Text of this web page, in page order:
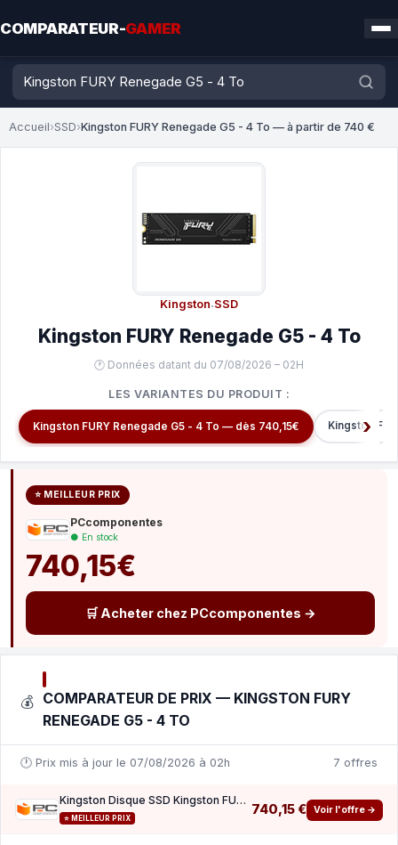
COMPARATEUR-GAMER
Accueil›SSD›Kingston FURY Renegade G5 - 4 To — à partir de 740 €
Kingston·SSD
Kingston FURY Renegade G5 - 4 To
🕐 Données datant du 07/08/2026 – 02H
LES VARIANTES DU PRODUIT :
Kingston FURY Renegade G5 - 4 To — dès 740,15€ Kingston
⭐ MEILLEUR PRIX
PCcomponentes
● En stock
740,15€
🛒 Acheter chez PCcomponentes →
💰 COMPARATEUR DE PRIX — KINGSTON FURY
RENEGADE G5 - 4 TO
🕐 Prix mis à jour le 07/08/2026 à 02h 7 offres
Kingston Disque SSD Kingston FURY Renegade G5 4 To 14 800 Mo s NVMe PCIe 5.0 M.2 Gen5 3D T
⭐ MEILLEUR PRIX
740,15 € Voir l'offre →